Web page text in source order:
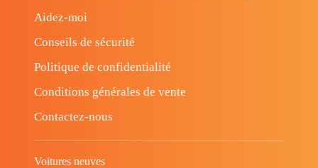
Aidez-moi
Conseils de sécurité
Politique de confidentialité
Conditions générales de vente
Contactez-nous
Voitures neuves